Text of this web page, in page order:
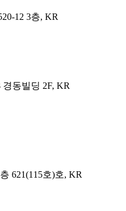
12 3층, KR
동빌딩 2F, KR
621(115호)호, KR